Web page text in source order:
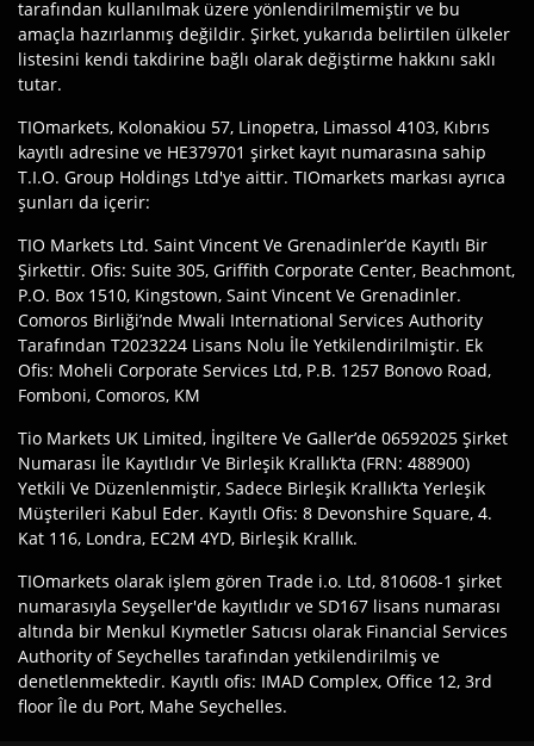
tarafından kullanılmak üzere yönlendirilmemiştir ve bu
amaçla hazırlanmış değildir. Şirket, yukarıda belirtilen ülkeler
listesini kendi takdirine bağlı olarak değiştirme hakkını saklı
tutar.
TIOmarkets, Kolonakiou 57, Linopetra, Limassol 4103, Kıbrıs
kayıtlı adresine ve HE379701 şirket kayıt numarasına sahip
T.I.O. Group Holdings Ltd'ye aittir. TIOmarkets markası ayrıca
şunları da içerir:
TIO Markets Ltd. Saint Vincent Ve Grenadinler’de Kayıtlı Bir
Şirkettir. Ofis: Suite 305, Griffith Corporate Center, Beachmont,
P.O. Box 1510, Kingstown, Saint Vincent Ve Grenadinler.
Comoros Birliği’nde Mwali International Services Authority
Tarafından T2023224 Lisans Nolu İle Yetkilendirilmiştir. Ek
Ofis: Moheli Corporate Services Ltd, P.B. 1257 Bonovo Road,
Fomboni, Comoros, KM
Tio Markets UK Limited, İngiltere Ve Galler’de 06592025 Şirket
Numarası İle Kayıtlıdır Ve Birleşik Krallık’ta (FRN: 488900)
Yetkili Ve Düzenlenmiştir, Sadece Birleşik Krallık’ta Yerleşik
Müşterileri Kabul Eder. Kayıtlı Ofis: 8 Devonshire Square, 4.
Kat 116, Londra, EC2M 4YD, Birleşik Krallık.
TIOmarkets olarak işlem gören Trade i.o. Ltd, 810608-1 şirket
numarasıyla Seyşeller'de kayıtlıdır ve SD167 lisans numarası
altında bir Menkul Kıymetler Satıcısı olarak Financial Services
Authority of Seychelles tarafından yetkilendirilmiş ve
denetlenmektedir. Kayıtlı ofis: IMAD Complex, Office 12, 3rd
floor Île du Port, Mahe Seychelles.